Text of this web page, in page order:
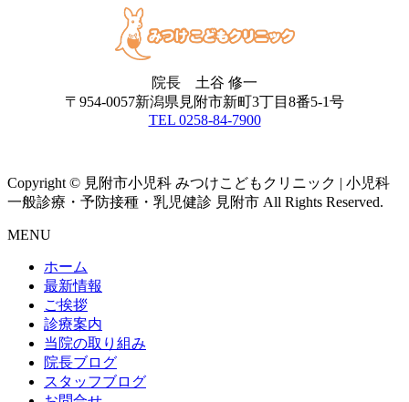
院長 土谷 修一
〒954-0057新潟県見附市新町3丁目8番5-1号
TEL 0258-84-7900
Copyright © 見附市小児科 みつけこどもクリニック | 小児科
一般診療・予防接種・乳児健診 見附市 All Rights Reserved.
MENU
ホーム
最新情報
ご挨拶
診療案内
当院の取り組み
院長ブログ
スタッフブログ